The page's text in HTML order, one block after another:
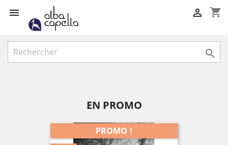
 shopping_cart


EN PROMO
PROMO !